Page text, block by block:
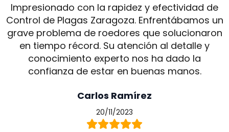
Impresionado con la rapidez y efectividad de
Control de Plagas Zaragoza. Enfrentábamos un
grave problema de roedores que solucionaron
en tiempo récord. Su atención al detalle y
conocimiento experto nos ha dado la
confianza de estar en buenas manos.
Carlos Ramírez
20/11/2023